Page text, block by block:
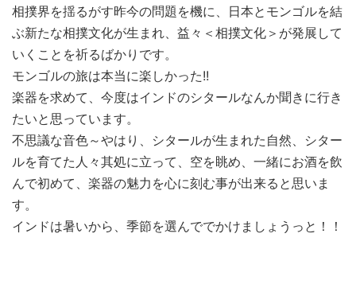
相撲界を揺るがす昨今の問題を機に、日本とモンゴルを結
ぶ新たな相撲文化が生まれ、益々＜相撲文化＞が発展して
いくことを祈るばかりです。
モンゴルの旅は本当に楽しかった!!
楽器を求めて、今度はインドのシタールなんか聞きに行き
たいと思っています。
不思議な音色～やはり、シタールが生まれた自然、シター
ルを育てた人々其処に立って、空を眺め、一緒にお酒を飲
んで初めて、楽器の魅力を心に刻む事が出来ると思いま
す。
インドは暑いから、季節を選んででかけましょうっと！！